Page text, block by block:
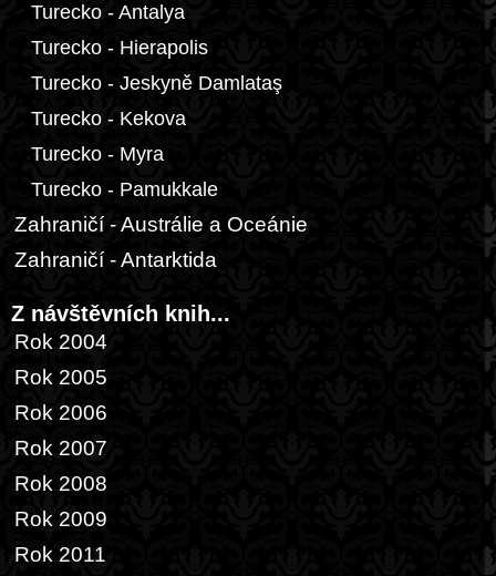
Turecko - Antalya
Turecko - Hierapolis
Turecko - Jeskyně Damlataş
Turecko - Kekova
Turecko - Myra
Turecko - Pamukkale
Zahraničí - Austrálie a Oceánie
Zahraničí - Antarktida
Z návštěvních knih...
Rok 2004
Rok 2005
Rok 2006
Rok 2007
Rok 2008
Rok 2009
Rok 2011